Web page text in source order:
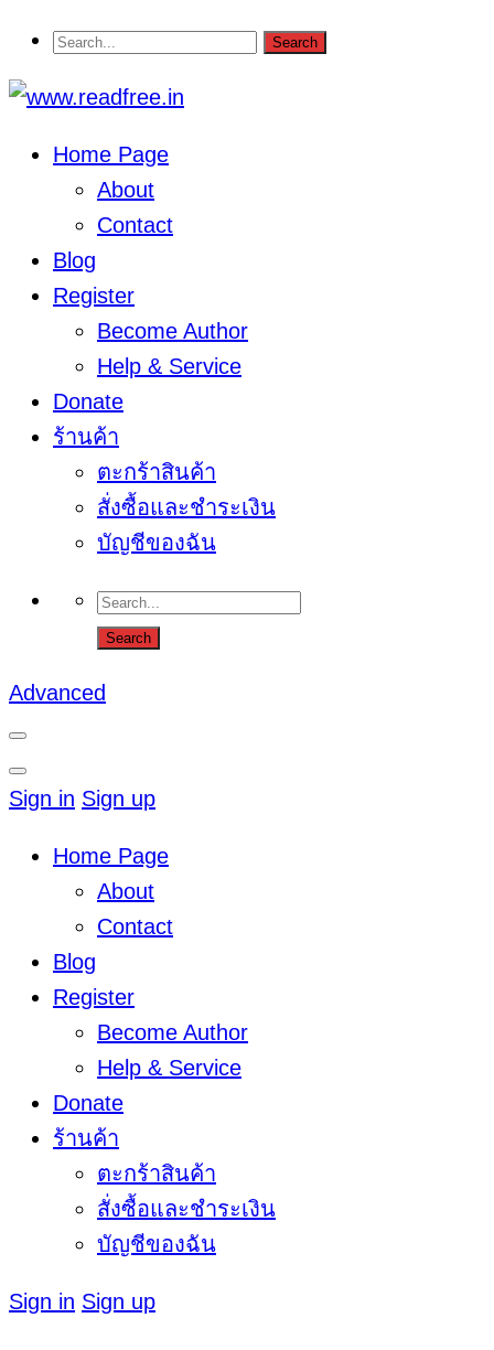
Home Page
About
Contact
Blog
Register
Become Author
Help & Service
Donate
ร้านค้า
ตะกร้าสินค้า
สั่งซื้อและชำระเงิน
บัญชีของฉัน
Advanced
Sign in Sign up
Home Page
About
Contact
Blog
Register
Become Author
Help & Service
Donate
ร้านค้า
ตะกร้าสินค้า
สั่งซื้อและชำระเงิน
บัญชีของฉัน
Sign in Sign up